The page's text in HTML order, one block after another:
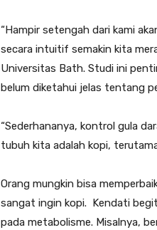
“Hampir setengah dari kami
secara intuitif semakin kita
Universitas Bath. Studi ini
belum diketahui jelas tentang
“Sederhananya, kontrol gula
tubuh kita adalah kopi,
Orang mungkin bisa
sangat ingin kopi. Kendati
pada metabolisme. Misalnya,